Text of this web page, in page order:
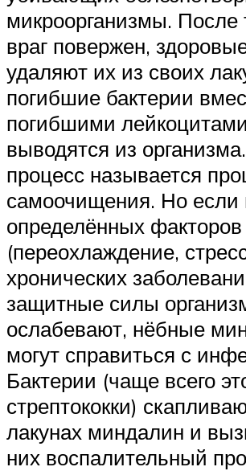
микроорганизмы. После
враг повержен,
удаляют их из своих
погибшие бактерии
погибшими лейкоцитами
выводятся из
процесс называется
самоочищения. Но если
определённых факторов
(переохлаждение,
хронических
защитные силы
ослабевают, нёбные
могут справиться с
Бактерии (чаще всего
стрептококки)
лакунах миндалин и
них воспалительный